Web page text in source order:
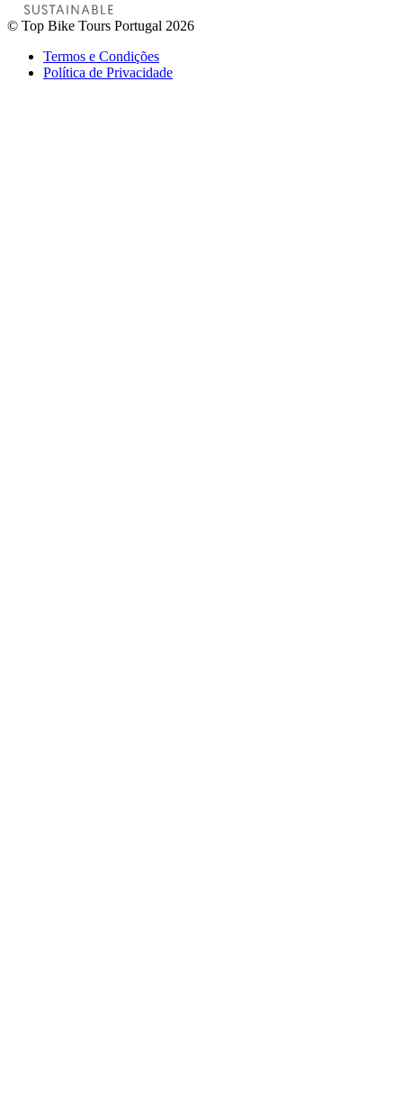
© Top Bike Tours Portugal 2026
Termos e Condições
Política de Privacidade